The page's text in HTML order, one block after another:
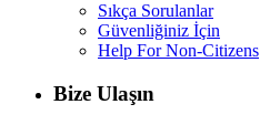
Sıkça Sorulanlar
Güvenliğiniz İçin
Help For Non-Citizens
Bize Ulaşın